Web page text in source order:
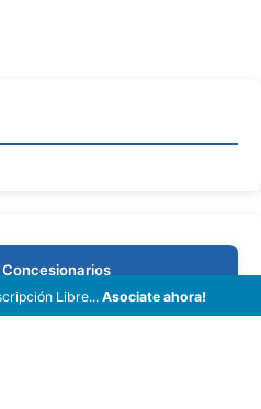
Libre... Asociate ahora!